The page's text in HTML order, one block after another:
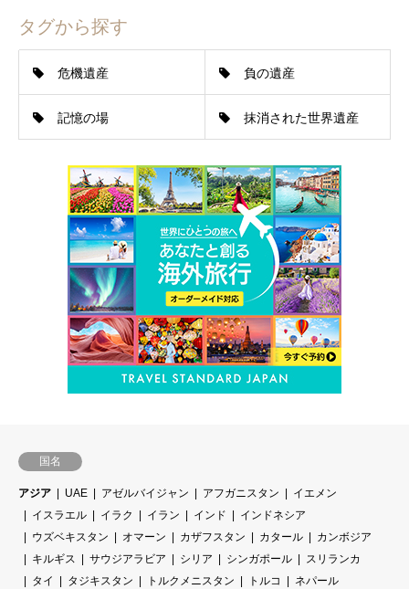
タグから探す
危機遺産 負の遺産
記憶の場 抹消された世界遺産
国名
アジア UAE アゼルバイジャン アフガニスタン
イエメン
イスラエル
イラク イラン インド
インドネシア
ウズベキスタン
オマーン カザフスタン カタール
カンボジア
キルギス
サウジアラビア シリア シンガポール
スリランカ
タイ
タジキスタン トルクメニスタン トルコ
ネパール